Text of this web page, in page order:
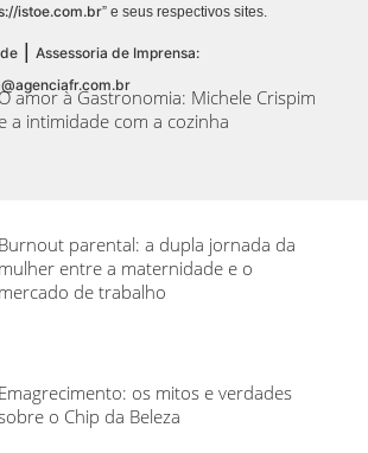
amor à Gastronomia: Michele Crispim
e a intimidade com a cozinha
Burnout parental: a dupla jornada da
mulher entre a maternidade e o
mercado de trabalho
Emagrecimento: os mitos e verdades
sobre o Chip da Beleza
istoe.com.br” e seus respectivos sites.
| Assessoria de Imprensa: